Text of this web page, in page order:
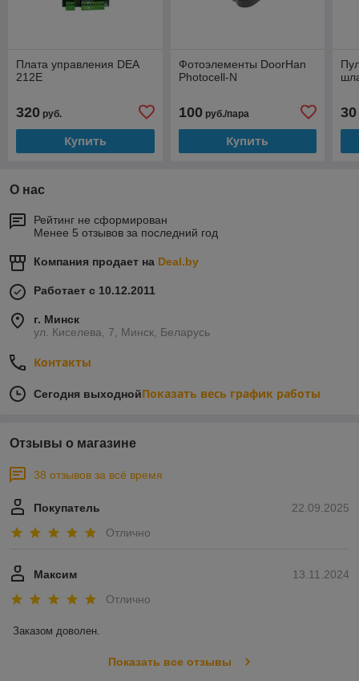
Плата управления DEA
212E
320 руб.
Купить
Фотоэлементы DoorHan
Photocell-N
100руб./пара
Купить
30
О нас
Рейтинг не сформирован
Менее 5 отзывов за последний год
Компания продает на Deal.by
Работает с 10.12.2011
г. Минск
ул. Киселева, 7, Минск, Беларусь
Контакты
Сегодня выходнойПоказать весь график работы
Отзывы о магазине
38 отзывов за всё время
22.09.2025
Покупатель
Отлично
13.11.2024
Максим
Отлично
Заказом доволен.
Показать все отзывы